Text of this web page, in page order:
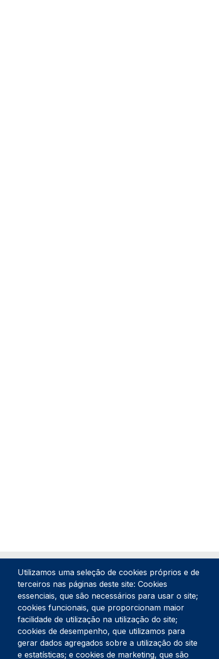
Tel:234 390 100Fax:234 390 100
Endereço Postal
Apartado 42
Utilizamos uma seleção de cookies próprios e de
terceiros nas páginas deste site: Cookies
essenciais, que são necessários para usar o site;
cookies funcionais, que proporcionam maior
facilidade de utilização na utilização do site;
cookies de desempenho, que utilizamos para
gerar dados agregados sobre a utilização do site
e estatísticas; e cookies de marketing, que são